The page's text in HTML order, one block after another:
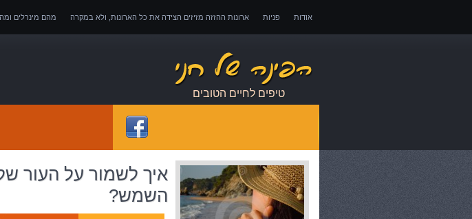
אודות פניות ארונות ההזזה מזיזים הצידה את כל הארונות, ולא במקרה מהם מינרלים
אובדן כושר עבודה – כיצד לממש זכויות במקרה של אובדן כושר עבודה
טיפים לחיים הטובים
איך לשמור על העור
השמש?